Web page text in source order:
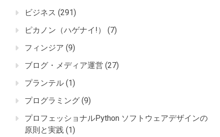
ビジネス (291)
ピカノン（ハゲナイ!）
(7)
フィンジア (9)
ブログ・メディア運営 (27)
プランテル (1)
プログラミング (9)
プロフェッショナルPython ソフトウェアデザインの
原則と実践 (1)